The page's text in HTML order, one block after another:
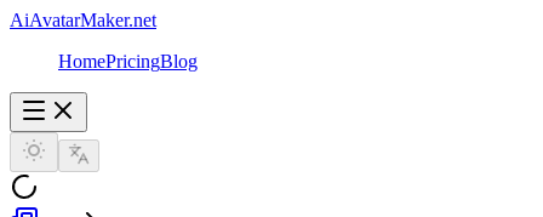
AiAvatarMaker.net
HomePricingBlog